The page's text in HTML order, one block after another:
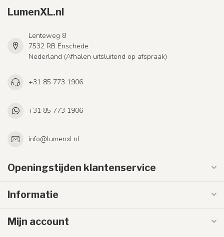
LumenXL.nl
Lenteweg 8
7532 RB Enschede
Nederland (Afhalen uitsluitend op afspraak)
+31 85 773 1906
+31 85 773 1906
info@lumenxl.nl
Openingstijden klantenservice
Informatie
Mijn account